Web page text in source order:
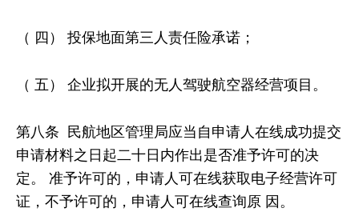
（ 四） 投保地面第三人责任险承诺；
（ 五） 企业拟开展的无人驾驶航空器经营项目。
第八条 民航地区管理局应当自申请人在线成功提交
申请材料之日起二十日内作出是否准予许可的决
定。 准予许可的，申请人可在线获取电子经营许可
证，不予许可的，申请人可在线查询原 因。